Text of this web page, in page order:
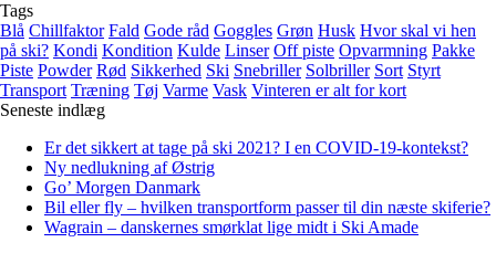
Tags
Blå Chillfaktor Fald Gode råd Goggles Grøn Husk Hvor skal vi hen
på ski? Kondi Kondition Kulde Linser Off piste Opvarmning Pakke
Piste Powder Rød Sikkerhed Ski Snebriller Solbriller Sort Styrt
Transport Træning Tøj Varme Vask Vinteren er alt for kort
Seneste indlæg
Er det sikkert at tage på ski 2021? I en COVID-19-kontekst?
Ny nedlukning af Østrig
Go’ Morgen Danmark
Bil eller fly – hvilken transportform passer til din næste skiferie?
Wagrain – danskernes smørklat lige midt i Ski Amade